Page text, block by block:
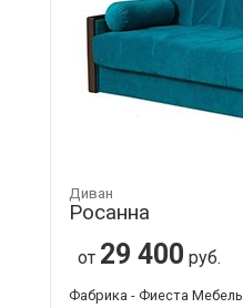
Диван
Росанна
от 29 400 руб.
Фабрика - Фиеста Мебель